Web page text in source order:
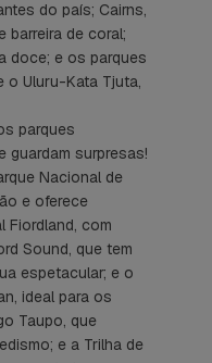
do país; Cairns,
barreira de coral;
doce; e os parques
o Uluru-Kata Tjuta,
parques
guardam surpresas!
Nacional de
e oferece
Fiordland, com
Sound, que tem
espetacular; e o
ideal para os
Taupo, que
e a Trilha de